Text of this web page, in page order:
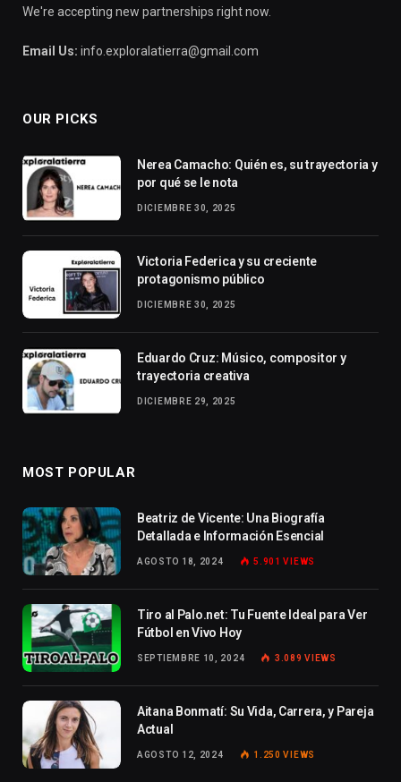
We're accepting new partnerships right now.
Email Us: info.exploralatierra@gmail.com
OUR PICKS
Nerea Camacho: Quién es, su trayectoria y
por qué se le nota
DICIEMBRE 30, 2025
Victoria Federica y su creciente
protagonismo público
DICIEMBRE 30, 2025
Eduardo Cruz: Músico, compositor y
trayectoria creativa
DICIEMBRE 29, 2025
MOST POPULAR
Beatriz de Vicente: Una Biografía
Detallada e Información Esencial
AGOSTO 18, 2024 5.901VIEWS
Tiro al Palo.net: Tu Fuente Ideal para Ver
Fútbol en Vivo Hoy
SEPTIEMBRE 10, 2024 3.089VIEWS
Aitana Bonmatí: Su Vida, Carrera, y Pareja
Actual
AGOSTO 12, 2024 1.250VIEWS